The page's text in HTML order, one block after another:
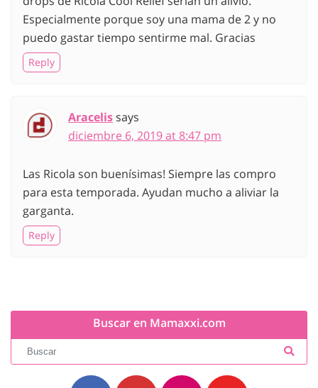
Especialmente porque soy una mama de 2 y no
puedo gastar tiempo sentirme mal. Gracias
Reply
Aracelissays
diciembre 6, 2019 at 8:47 pm
Las Ricola son buenísimas! Siempre las compro
para esta temporada. Ayudan mucho a aliviar la
garganta.
Reply
Buscar en Mamaxxi.com